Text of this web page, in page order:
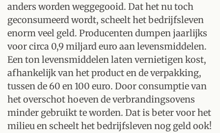
anders worden weggegooid. Dat het nu toch
geconsumeerd wordt, scheelt het bedrijfsleven
enorm veel geld. Producenten dumpen jaarlijks
voor circa 0,9 miljard euro aan levensmiddelen.
Een ton levensmiddelen laten vernietigen kost,
afhankelijk van het product en de verpakking,
tussen de 60 en 100 euro. Door consumptie van
het overschot hoeven de verbrandingsovens
minder gebruikt te worden. Dat is beter voor het
milieu en scheelt het bedrijfsleven nog geld ook!